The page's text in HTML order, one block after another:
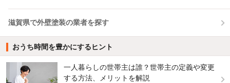
滋賀県で外壁塗装の業者を探す
おうち時間を豊かにするヒント
一人暮らしの世帯主は誰？世帯主の定義や変更
する方法、メリットを解説